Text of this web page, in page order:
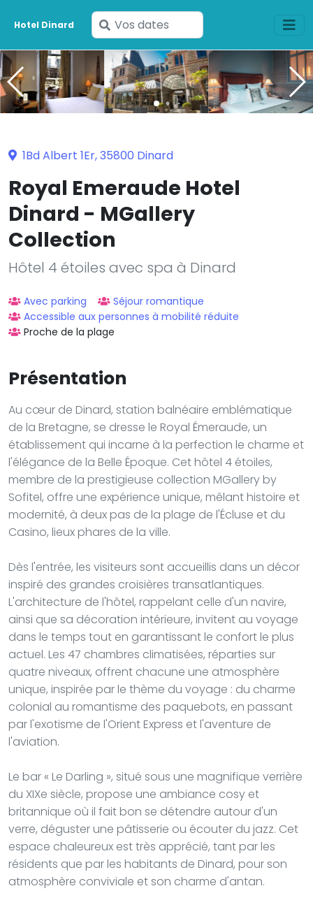
Hotel Dinard
Saisissez
vos
dates
1Bd Albert 1Er, 35800 Dinard
Royal Emeraude Hotel
Dinard - MGallery
Collection
Hôtel 4 étoiles avec spa à Dinard
Avec parking
Séjour romantique
Accessible aux personnes à mobilité réduite
Proche de la plage
Présentation
Au cœur de Dinard, station balnéaire emblématique
de la Bretagne, se dresse le Royal Émeraude, un
établissement qui incarne à la perfection le charme et
l'élégance de la Belle Époque. Cet hôtel 4 étoiles,
membre de la prestigieuse collection MGallery by
Sofitel, offre une expérience unique, mêlant histoire et
modernité, à deux pas de la plage de l'Écluse et du
Casino, lieux phares de la ville.
Dès l'entrée, les visiteurs sont accueillis dans un décor
inspiré des grandes croisières transatlantiques.
L'architecture de l'hôtel, rappelant celle d'un navire,
ainsi que sa décoration intérieure, invitent au voyage
dans le temps tout en garantissant le confort le plus
actuel. Les 47 chambres climatisées, réparties sur
quatre niveaux, offrent chacune une atmosphère
unique, inspirée par le thème du voyage : du charme
colonial au romantisme des paquebots, en passant
par l'exotisme de l'Orient Express et l'aventure de
l'aviation.
Le bar « Le Darling », situé sous une magnifique verrière
du XIXe siècle, propose une ambiance cosy et
britannique où il fait bon se détendre autour d'un
verre, déguster une pâtisserie ou écouter du jazz. Cet
espace chaleureux est très apprécié, tant par les
résidents que par les habitants de Dinard, pour son
atmosphère conviviale et son charme d'antan.